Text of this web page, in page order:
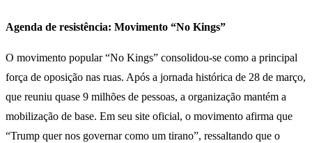
Agenda de resistência: Movimento “No Kings”
O movimento popular “No Kings” consolidou-se como a principal
força de oposição nas ruas. Após a jornada histórica de 28 de março,
que reuniu quase 9 milhões de pessoas, a organização mantém a
mobilização de base. Em seu site oficial, o movimento afirma que
“Trump quer nos governar como um tirano”, ressaltando que o